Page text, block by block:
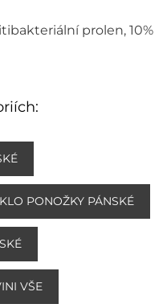
prolen, 10%
PONOŽKY PÁNSKÉ
VŠE